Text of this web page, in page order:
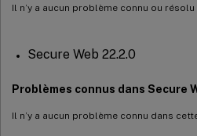
Il n’y a aucun problème connu ou
Secure Web 22.2.0
Problèmes connus dans Secure
Il n’y a aucun problème connu dans